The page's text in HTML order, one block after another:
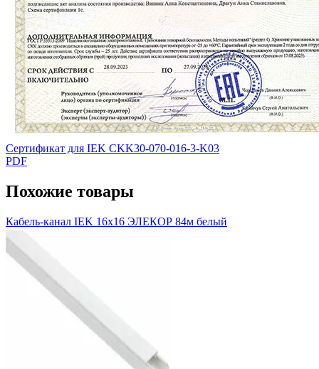
Сертификат для IEK CKK30-070-016-3-K03
PDF
Похожие товары
Кабель-канал IEK 16х16 ЭЛЕКОР 84м белый